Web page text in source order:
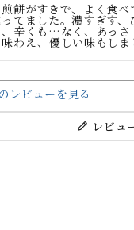
餅がすきで、よく食
てました。濃すぎす
、辛くも…なく、あっ
わえ、優しい味もしま
レビューを見る
レビュ